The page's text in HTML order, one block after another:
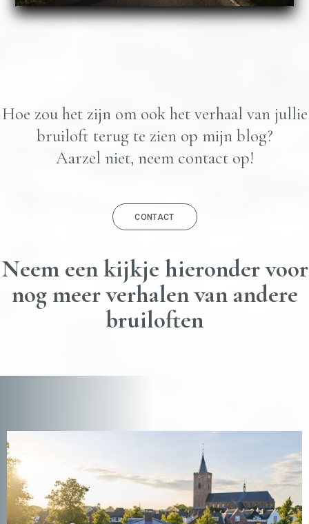
Hoe zou het zijn om ook het verhaal van jullie
bruiloft terug te zien op mijn blog?
Aarzel niet, neem contact op!
CONTACT
Neem een kijkje hieronder voor
nog meer verhalen van andere
bruiloften